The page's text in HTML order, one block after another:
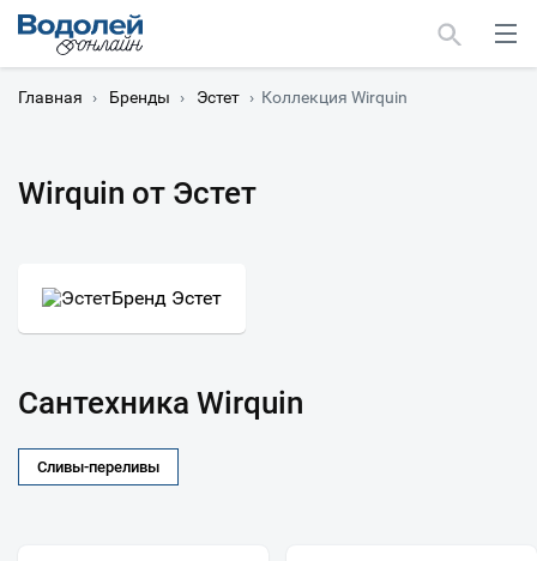
Главная › Бренды › Эстет › Коллекция Wirquin
Wirquin от Эстет
Бренд Эстет
Сантехника Wirquin
Сливы-переливы